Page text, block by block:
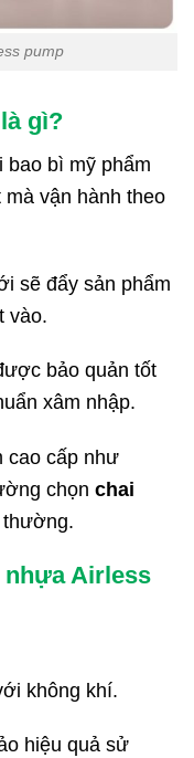
pump
gì?
bao bì mỹ phẩm
vận hành theo
sẽ đẩy sản phẩm
vào.
bảo quản tốt
xâm nhập.
cao cấp như
chọn chai
thường.
nhựa Airless
không khí.
hiệu quả sử